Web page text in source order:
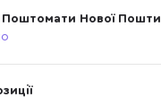
Поштомати Нової Пошти